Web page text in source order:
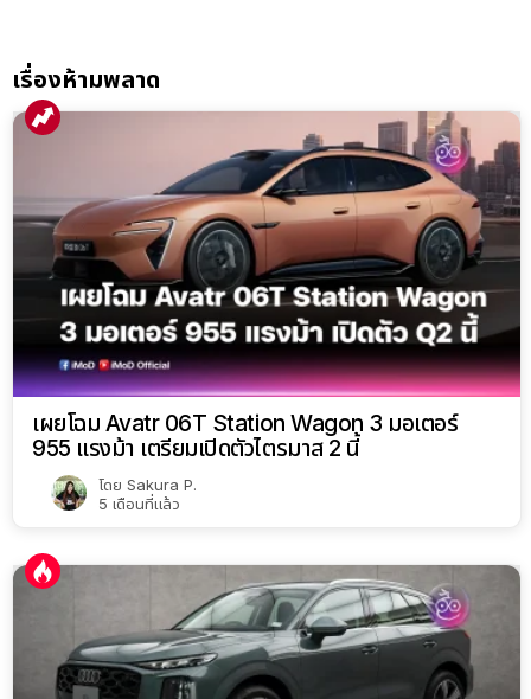
เรื่องห้ามพลาด
เผยโฉม Avatr 06T Station Wagon 3 มอเตอร์
955 แรงม้า เตรียมเปิดตัวไตรมาส 2 นี้
โดย Sakura P.
5 เดือนที่แล้ว